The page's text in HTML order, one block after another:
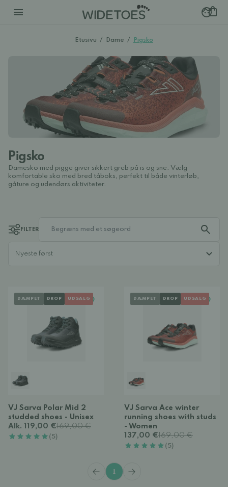
Etusivu / Dame / Pigsko
Pigsko
Damesko med pigge giver sikkert greb på is og sne. Vælg
komfortable sko med bred tåboks, perfekt til både vinterløb,
gåture og udendørs aktiviteter.
FILTER
DÆMPET DROP UDSALG
VJ Sarva Polar Mid 2
studded shoes - Unisex
Alk. 119,00 €169,00 €
(5)
DÆMPET DROP UDSALG
VJ Sarva Ace winter
running shoes with studs
- Women
137,00 €169,00 €
(5)
1